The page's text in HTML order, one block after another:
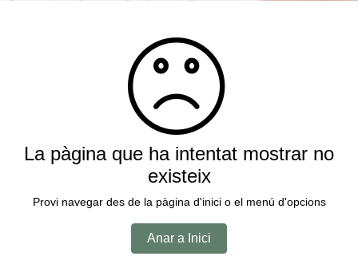
La pàgina que ha intentat mostrar no
existeix
Provi navegar des de la pàgina d'inici o el menú d'opcions
Anar a Inici